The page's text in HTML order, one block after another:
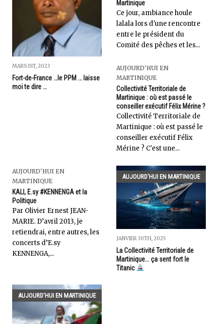
MARS 1ST, 2023
Fort-de-France …le PPM … laisse
moi te dire …
Martinique
Ce jour, ambiance houle
lalala lors d'une rencontre
entre le président du
Comité des pêches et les...
AUJOURD'HUI EN
MARTINIQUE
Collectivité Territoriale de
Martinique : où est passé le
conseiller exécutif Félix Mérine ?
Collectivité Territoriale de
Martinique : où est passé le
conseiller exécutif Félix
Mérine ? C'est une...
AUJOURD'HUI EN
MARTINIQUE
KALI, E.sy #KENNENGA et la
Politique
Par Olivier Ernest JEAN-
MARIE. D’avril 2013, je
retiendrai, entre autres, les
concerts d’E.sy
KENNENGA,...
AUJOURD'HUI EN MARTINIQUE
JANVIER 30TH, 2025
La Collectivité Territoriale de
Martinique... ça sent fort le
Titanic
AUJOURD'HUI EN MARTINIQUE